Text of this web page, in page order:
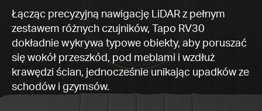
Łącząc precyzyjną nawigację LiDAR z pełnym
zestawem różnych czujników, Tapo RV30
dokładnie wykrywa typowe obiekty, aby poruszać
się wokół przeszkód, pod meblami i wzdłuż
krawędzi ścian, jednocześnie unikając upadków ze
schodów i gzymsów.